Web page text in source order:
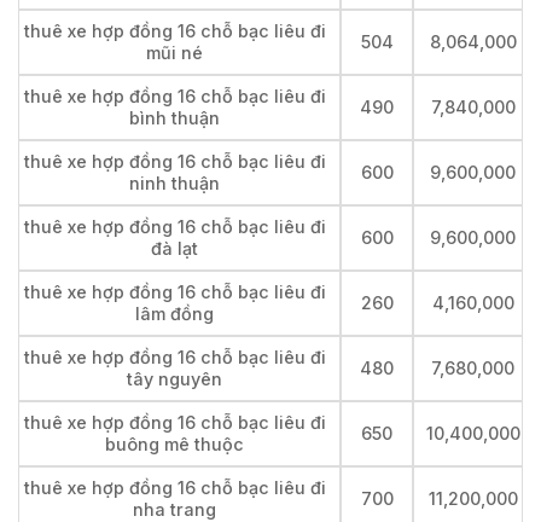
thuê xe hợp đồng 16 chỗ bạc liêu đi
mũi né
504 8,064,000
thuê xe hợp đồng 16 chỗ bạc liêu đi
bình thuận
490 7,840,000
thuê xe hợp đồng 16 chỗ bạc liêu đi
ninh thuận
600 9,600,000
thuê xe hợp đồng 16 chỗ bạc liêu đi
đà lạt
600 9,600,000
thuê xe hợp đồng 16 chỗ bạc liêu đi
lâm đồng
260 4,160,000
thuê xe hợp đồng 16 chỗ bạc liêu đi
tây nguyên
480 7,680,000
thuê xe hợp đồng 16 chỗ bạc liêu đi
buông mê thuộc
650 10,400,000
thuê xe hợp đồng 16 chỗ bạc liêu đi
nha trang
700 11,200,000